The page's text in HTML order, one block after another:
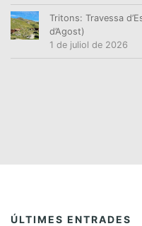
Tritons: Travessa
d’Agost)
1 de juliol de 2026
ÚLTIMES ENTRADES